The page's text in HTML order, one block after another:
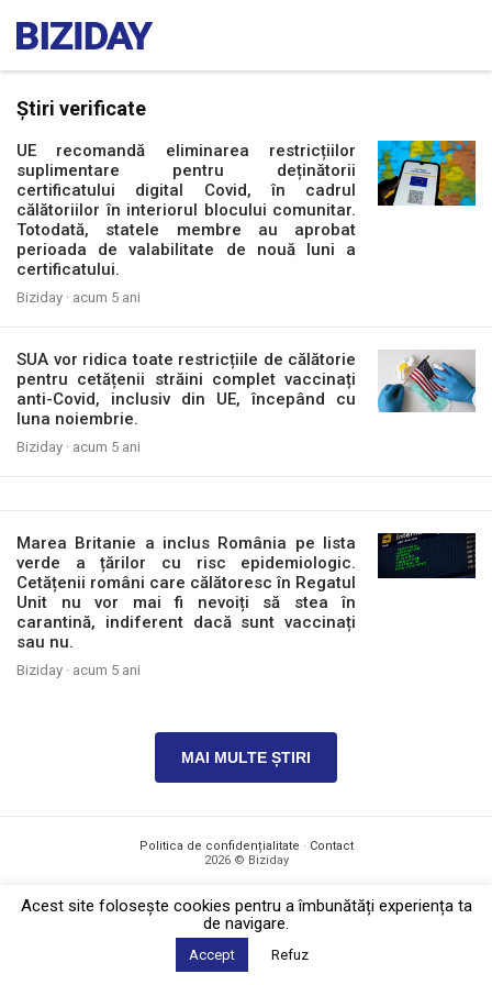
Știri verificate
UE recomandă eliminarea restricțiilor
suplimentare pentru deținătorii
certificatului digital Covid, în cadrul
călătoriilor în interiorul blocului comunitar.
Totodată, statele membre au aprobat
perioada de valabilitate de nouă luni a
certificatului.
Biziday · acum 5 ani
SUA vor ridica toate restricțiile de călătorie
pentru cetățenii străini complet vaccinați
anti-Covid, inclusiv din UE, începând cu
luna noiembrie.
Biziday · acum 5 ani
Marea Britanie a inclus România pe lista
verde a țărilor cu risc epidemiologic.
Cetățenii români care călătoresc în Regatul
Unit nu vor mai fi nevoiți să stea în
carantină, indiferent dacă sunt vaccinați
sau nu.
Biziday · acum 5 ani
MAI MULTE ȘTIRI
Politica de confidențialitate · Contact
2026 © Biziday
Acest site foloseşte cookies pentru a îmbunătăți experiența ta
de navigare.
Accept Refuz